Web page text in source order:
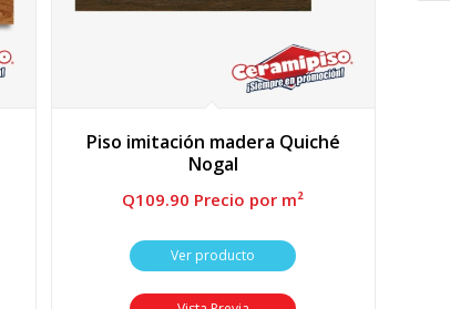
Piso imitación madera Quiché
Nogal
Q109.90 Precio por m²
Ver producto